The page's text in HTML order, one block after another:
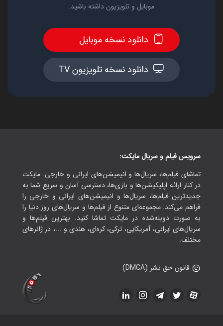
موبایل و تلویزیون داشته باشید.
دانلود نسخه موبایل
دانلود نسخه تلویزیون TV
سرویس فیلم و سریال مایکت:
تماشای فیلم‌ها، سریال‌ها و انیمیشن‌های ایرانی و خارجی. مایکت
در کنار ارائه اپلیکیشن‌ها و بازی‌ها، دسترسی آسان و سریع شما به
جدیدترین فیلم‌ها، سریال‌ها و انیمیشن‌های ایرانی و خارجی را
فراهم می‌کند. مجموعه‌ای متنوع از فیلم‌ها و سریال‌های روز دنیا را
به صورت دوبله‌شده در مایکت تماشا کنید. بهترین فیلم‌ها و
سریال‌های ایرانی، آمریکایی، ترکی، کره‌ای، هندی و ...، در ژانرهای
مختلف.
قانون حق نشر (DMCA)